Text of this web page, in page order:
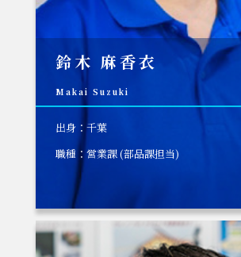
鈴木 麻香衣
Makai Suzuki
出身：千葉
職種：営業課 (部品課担当)